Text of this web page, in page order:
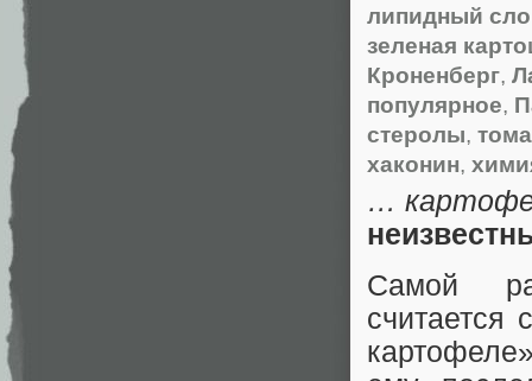
липидный
зеленая
Кроненберг,
популярное,
стеролы,
хаконин,
…
Самой
считается